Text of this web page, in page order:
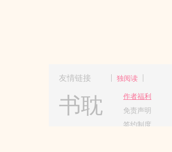
友情链接 独阅读
书耽
作者福利
免责声明
签约制度